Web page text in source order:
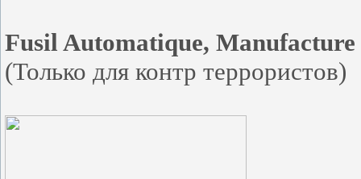
Fusil Automatique,
(Только для контр террористов)